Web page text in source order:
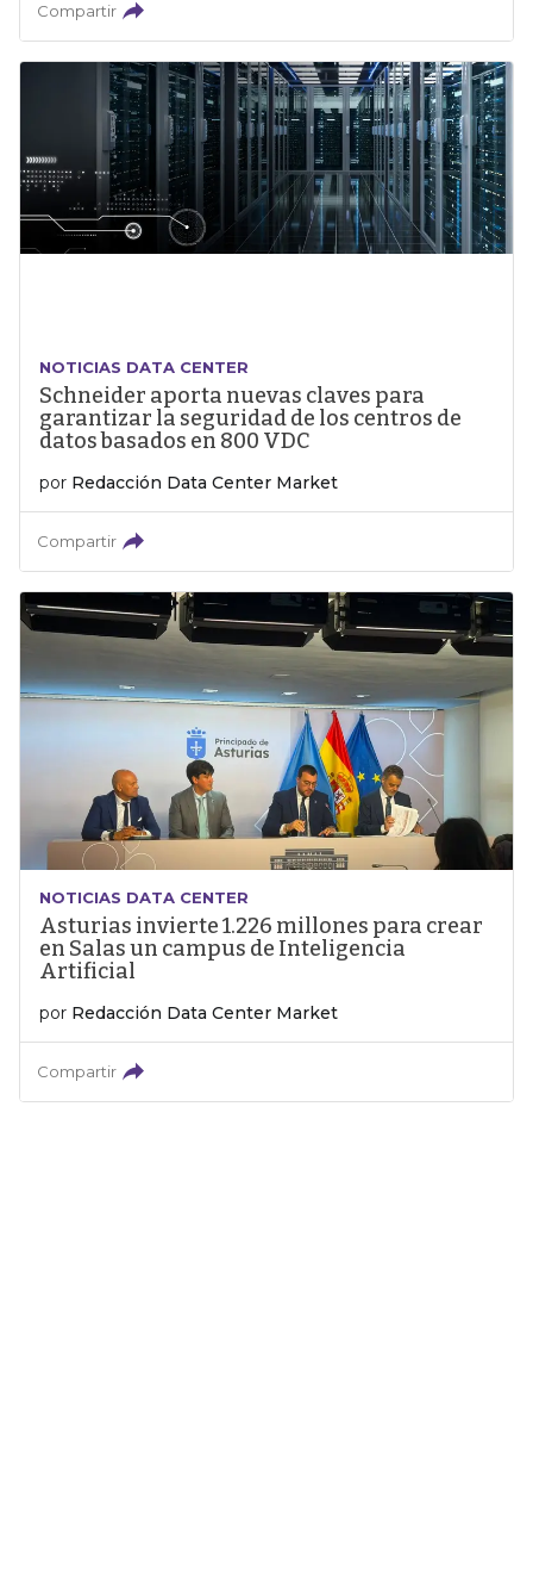
Compartir
NOTICIAS DATA CENTER
Schneider aporta nuevas claves para
garantizar la seguridad de los centros de
datos basados en 800 VDC
por Redacción Data Center Market
Compartir
NOTICIAS DATA CENTER
Asturias invierte 1.226 millones para crear
en Salas un campus de Inteligencia
Artificial
por Redacción Data Center Market
Compartir